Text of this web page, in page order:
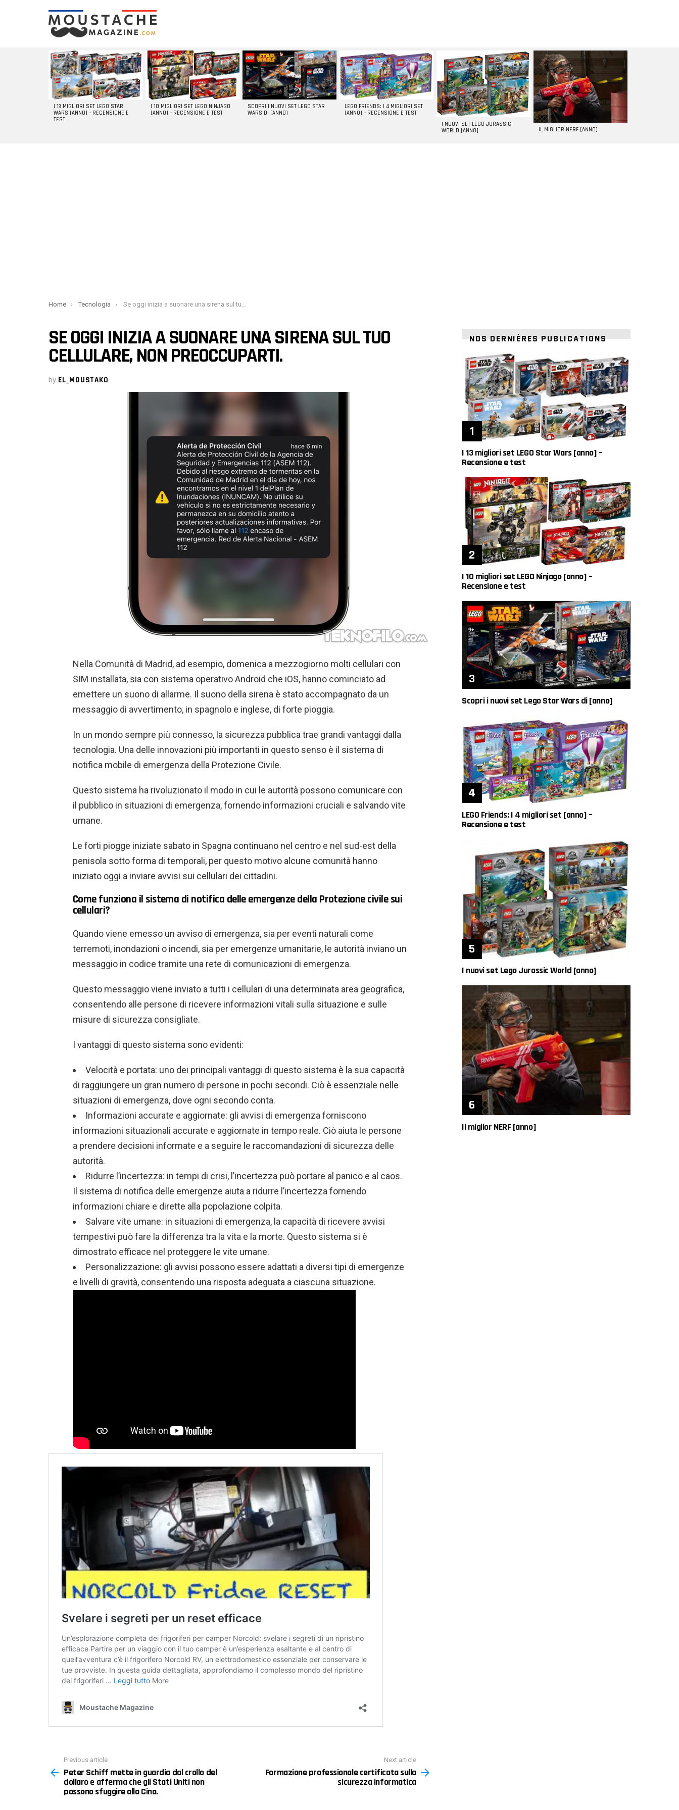
LATEST
STORIES
I 13 MIGLIORI SET LEGO STAR
WARS [ANNO] – RECENSIONE E
TEST
I 10 MIGLIORI SET LEGO NINJAGO
[ANNO] – RECENSIONE E TEST
SCOPRI I NUOVI SET LEGO STAR
WARS DI [ANNO]
LEGO FRIENDS: I 4 MIGLIORI SET
[ANNO] – RECENSIONE E TEST
I NUOVI SET LEGO JURASSIC
WORLD [ANNO]
IL MIGLIOR NERF [ANNO]
You are here:
Home Tecnologia Se oggi inizia a suonare una sirena sul tuo cellulare, non preoccuparti.
SE OGGI INIZIA A SUONARE UNA SIRENA SUL TUO
CELLULARE, NON PREOCCUPARTI.
by EL_MOUSTAKO
Nella Comunità di Madrid, ad esempio, domenica a mezzogiorno molti cellulari con
SIM installata, sia con sistema operativo Android che iOS, hanno cominciato ad
emettere un suono di allarme. Il suono della sirena è stato accompagnato da un
messaggio di avvertimento, in spagnolo e inglese, di forte pioggia.
In un mondo sempre più connesso, la sicurezza pubblica trae grandi vantaggi dalla
tecnologia. Una delle innovazioni più importanti in questo senso è il sistema di
notifica mobile di emergenza della Protezione Civile.
Questo sistema ha rivoluzionato il modo in cui le autorità possono comunicare con
il pubblico in situazioni di emergenza, fornendo informazioni cruciali e salvando vite
umane.
Le forti piogge iniziate sabato in Spagna continuano nel centro e nel sud-est della
penisola sotto forma di temporali, per questo motivo alcune comunità hanno
iniziato oggi a inviare avvisi sui cellulari dei cittadini.
Come funziona il sistema di notifica delle emergenze della Protezione civile sui
cellulari?
Quando viene emesso un avviso di emergenza, sia per eventi naturali come
terremoti, inondazioni o incendi, sia per emergenze umanitarie, le autorità inviano un
messaggio in codice tramite una rete di comunicazioni di emergenza.
Questo messaggio viene inviato a tutti i cellulari di una determinata area geografica,
consentendo alle persone di ricevere informazioni vitali sulla situazione e sulle
misure di sicurezza consigliate.
I vantaggi di questo sistema sono evidenti:
Velocità e portata: uno dei principali vantaggi di questo sistema è la sua capacità
di raggiungere un gran numero di persone in pochi secondi. Ciò è essenziale nelle
situazioni di emergenza, dove ogni secondo conta.
Informazioni accurate e aggiornate: gli avvisi di emergenza forniscono
informazioni situazionali accurate e aggiornate in tempo reale. Ciò aiuta le persone
a prendere decisioni informate e a seguire le raccomandazioni di sicurezza delle
autorità.
Ridurre l’incertezza: in tempi di crisi, l’incertezza può portare al panico e al caos.
Il sistema di notifica delle emergenze aiuta a ridurre l’incertezza fornendo
informazioni chiare e dirette alla popolazione colpita.
Salvare vite umane: in situazioni di emergenza, la capacità di ricevere avvisi
tempestivi può fare la differenza tra la vita e la morte. Questo sistema si è
dimostrato efficace nel proteggere le vite umane.
Personalizzazione: gli avvisi possono essere adattati a diversi tipi di emergenze
e livelli di gravità, consentendo una risposta adeguata a ciascuna situazione.
more
Previous article
Peter Schiff mette in guardia dal crollo del
dollaro e afferma che gli Stati Uniti non
possono sfuggire alla Cina.
Next article
Formazione professionale certificata sulla
sicurezza informatica
NOS DERNIÈRES PUBLICATIONS
I 13 migliori set LEGO Star Wars [anno] –
Recensione e test
I 10 migliori set LEGO Ninjago [anno] –
Recensione e test
Scopri i nuovi set Lego Star Wars di [anno]
LEGO Friends: I 4 migliori set [anno] –
Recensione e test
I nuovi set Lego Jurassic World [anno]
Il miglior NERF [anno]